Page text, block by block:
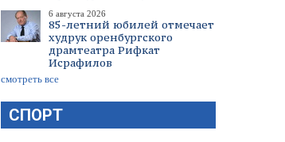
6 августа 2026
85-летний юбилей отмечает
худрук оренбургского
драмтеатра Рифкат
Исрафилов
смотреть все
СПОРТ